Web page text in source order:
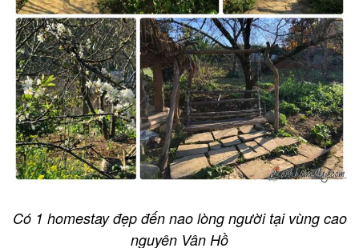
Có 1 homestay đẹp đến nao lòng người tại vùng cao
nguyên Vân Hồ